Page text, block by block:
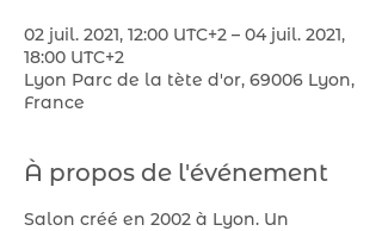
02 juil. 2021, 12:00 UTC+2 – 04 juil. 2021,
18:00 UTC+2
Lyon Parc de la tète d'or, 69006 Lyon,
France
À propos de l'événement
Salon créé en 2002 à Lyon. Un